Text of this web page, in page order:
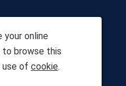
your online
to browse this
use of cookie.